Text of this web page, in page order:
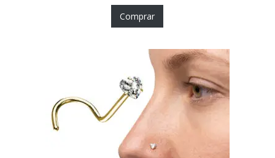
Comprar